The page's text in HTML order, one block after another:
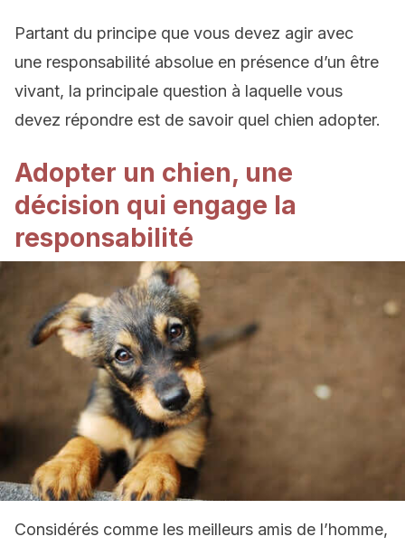
Partant du principe que vous devez agir avec
une responsabilité absolue en présence d’un être
vivant, la principale question à laquelle vous
devez répondre est de savoir quel chien adopter.
Adopter un chien, une
décision qui engage la
responsabilité
Considérés comme les meilleurs amis de l’homme,